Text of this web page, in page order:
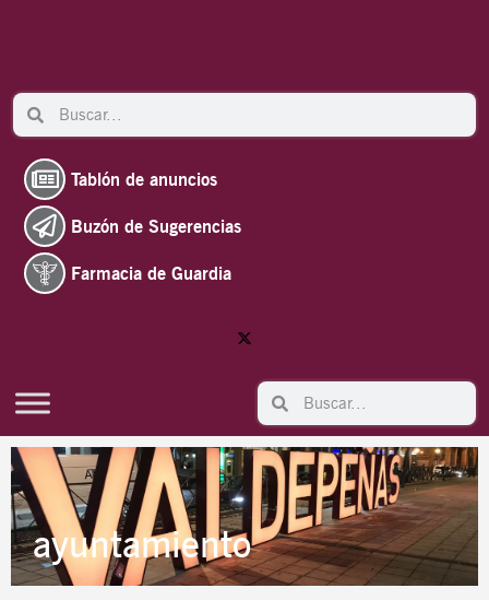
Search Search
Tablón de anuncios
Buzón de Sugerencias
Farmacia de Guardia
Search Search
ayuntamiento